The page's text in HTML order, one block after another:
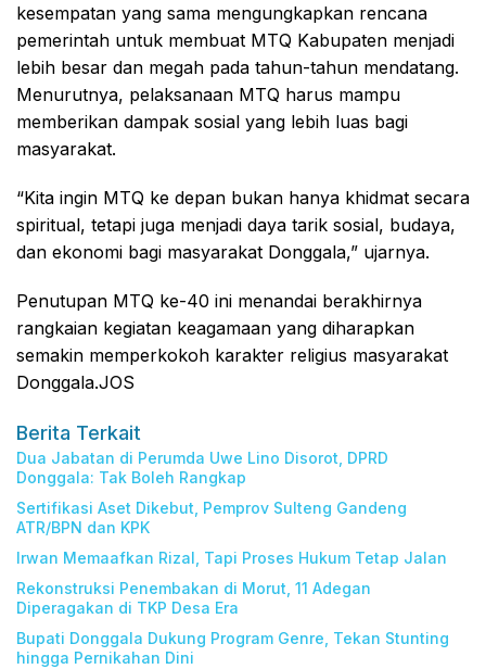
kesempatan yang sama mengungkapkan rencana
pemerintah untuk membuat MTQ Kabupaten menjadi
lebih besar dan megah pada tahun-tahun mendatang.
Menurutnya, pelaksanaan MTQ harus mampu
memberikan dampak sosial yang lebih luas bagi
masyarakat.
“Kita ingin MTQ ke depan bukan hanya khidmat secara
spiritual, tetapi juga menjadi daya tarik sosial, budaya,
dan ekonomi bagi masyarakat Donggala,” ujarnya.
Penutupan MTQ ke-40 ini menandai berakhirnya
rangkaian kegiatan keagamaan yang diharapkan
semakin memperkokoh karakter religius masyarakat
Donggala.JOS
Berita Terkait
Dua Jabatan di Perumda Uwe Lino Disorot, DPRD
Donggala: Tak Boleh Rangkap
Sertifikasi Aset Dikebut, Pemprov Sulteng Gandeng
ATR/BPN dan KPK
Irwan Memaafkan Rizal, Tapi Proses Hukum Tetap Jalan
Rekonstruksi Penembakan di Morut, 11 Adegan
Diperagakan di TKP Desa Era
Bupati Donggala Dukung Program Genre, Tekan Stunting
hingga Pernikahan Dini